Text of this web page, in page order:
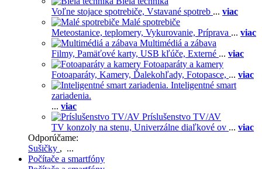
Voľne stojace spotrebiče, Vstavané spotreb ... viac
Malé spotrebiče
Meteostanice, teplomery, Vykurovanie, Príprava ... viac
Multimédiá a zábava
Filmy, Pamäťové karty, USB kľúče, Externé ... viac
Fotoaparáty a kamery
Fotoaparáty, Kamery, Ďalekohľady, Fotopasce, ... viac
Inteligentné smart
zariadenia.
... viac
Príslušenstvo TV/AV
TV konzoly na stenu, Univerzálne diaľkové ov ... viac
Odporúčame:
Sušičky , ...
Počítače a smartfóny